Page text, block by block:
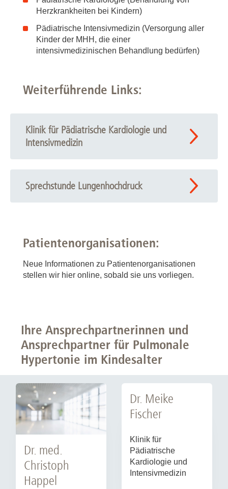
Herzkrankheiten bei Kindern)
Pädiatrische Intensivmedizin (Versorgung aller
Kinder der MHH, die einer
intensivmedizinischen Behandlung bedürfen)
Weiterführende Links:
Klinik für Pädiatrische Kardiologie und
Intensivmedizin
Sprechstunde Lungenhochdruck
Patientenorganisationen:
Neue Informationen zu Patientenorganisationen
stellen wir hier online, sobald sie uns vorliegen.
Ihre Ansprechpartnerinnen und
Ansprechpartner für Pulmonale
Hypertonie im Kindesalter
Dr. med.
Christoph
Happel
Dr. Meike
Fischer
Klinik für
Pädiatrische
Kardiologie und
Intensivmedizin